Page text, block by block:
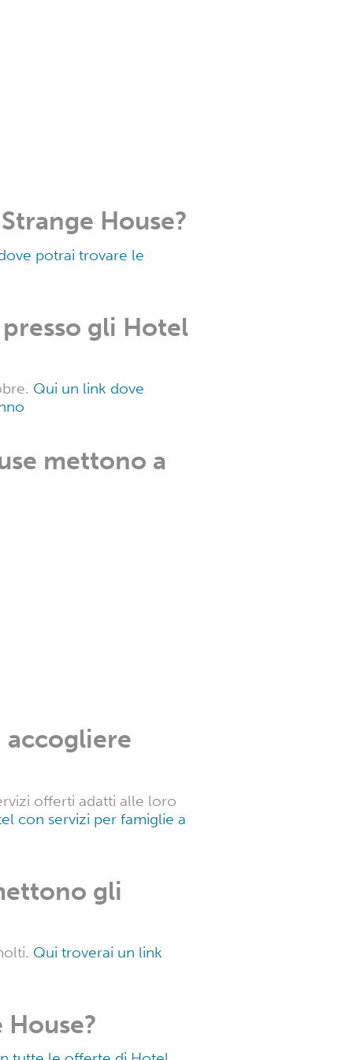
House?
potrai trovare le
gli Hotel
Qui un link dove
mettono a
accogliere
offerti adatti alle loro
con servizi per famiglie a
gli
Qui troverai un link